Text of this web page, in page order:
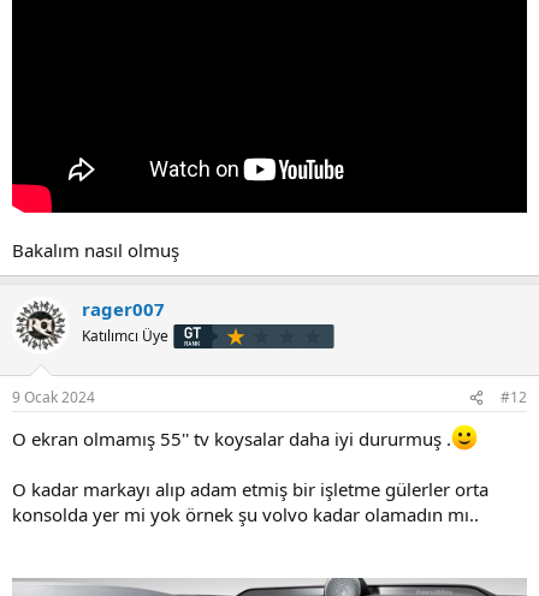
Bakalım nasıl olmuş
rager007
Katılımcı Üye
9 Ocak 2024 #12
O ekran olmamış 55'' tv koysalar daha iyi dururmuş .
O kadar markayı alıp adam etmiş bir işletme gülerler orta
konsolda yer mi yok örnek şu volvo kadar olamadın mı..